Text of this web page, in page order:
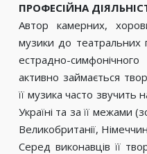
ПРОФЕСІЙНА
Автор камерних,
музики до театральних
естрадно-
активно займається
її музика часто звучить
Україні та за її межами
Великобританії,
Серед виконавців її